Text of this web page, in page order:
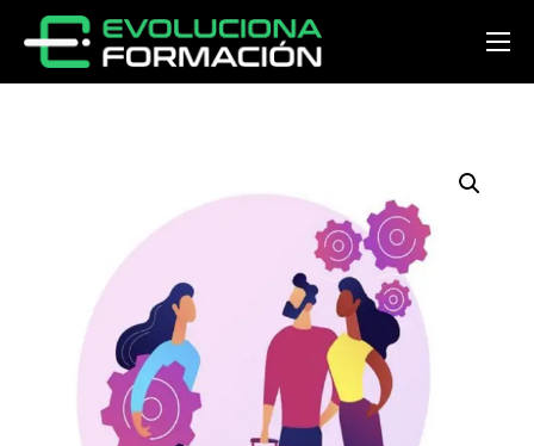
Inicio
Preguntas y respuestas
Noticias
Contacto
Acceder